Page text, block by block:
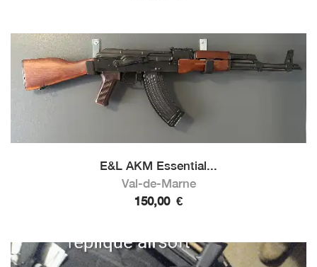
E&L AKM Essential...
Val-de-Marne
150,00 €